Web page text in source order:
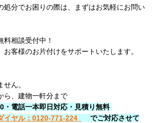
処分でお困りの際は、まずはお気軽にお問い
料相談受付中！
客様のお片付けをサポートいたします。
ん。
ら、建物一軒分まで
・電話一本即日対応・見積り無料
イヤル：0120-771-224
でご対応させて